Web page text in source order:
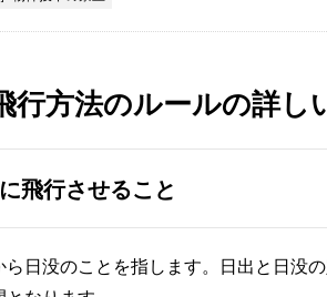
行方法のルールの詳し
飛行させること
ら日没のことを指します。日出と日没